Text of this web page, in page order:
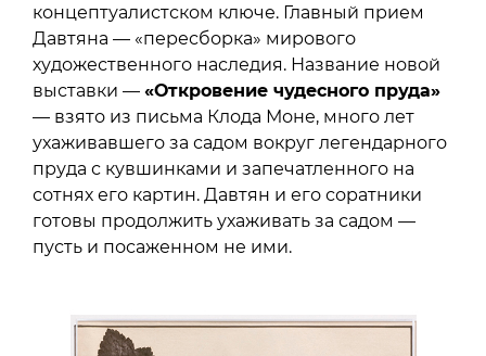
концептуалистском ключе. Главный прием
Давтяна — «пересборка» мирового
художественного наследия. Название новой
выставки — «Откровение чудесного пруда»
— взято из письма Клода Моне, много лет
ухаживавшего за садом вокруг легендарного
пруда с кувшинками и запечатленного на
сотнях его картин. Давтян и его соратники
готовы продолжить ухаживать за садом —
пусть и посаженном не ими.